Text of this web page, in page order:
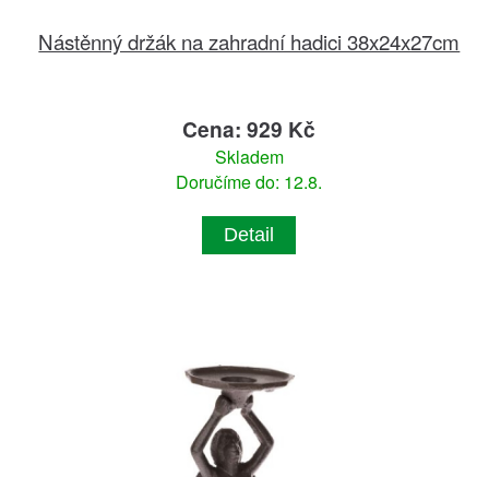
Nástěnný držák na zahradní hadici 38x24x27cm
Cena: 929 Kč
Skladem
Doručíme do: 12.8.
Detail